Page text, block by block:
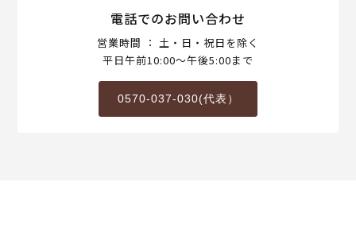
電話でのお問い合わせ
営業時間 ： 土・日・祝日を除く
平日午前10:00～午後5:00まで
0570-037-030(代表）